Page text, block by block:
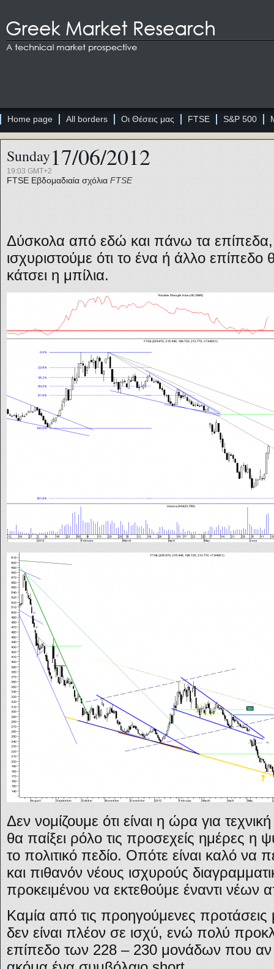
Home page All borders Οι Θέσεις μας FTSE S&P 500
Sunday17/06/2012
19:03 GMT+2
FTSE Εβδομαδιαία σχόλια FTSE
Δύσκολα από εδώ και πάνω τα
ισχυριστούμε ότι το ένα ή άλλο επίπεδο
κάτσει η μπίλια.
Δεν νομίζουμε ότι είναι η ώρα για
θα παίξει ρόλο τις προσεχείς ημέρες η
το πολιτικό πεδίο. Οπότε είναι καλό να
και πιθανόν νέους ισχυρούς
προκειμένου να εκτεθούμε έναντι
Καμία από τις προηγούμενες προτάσεις
δεν είναι πλέον σε ισχύ, ενώ πολύ
επίπεδο των 228 – 230 μονάδων που αν